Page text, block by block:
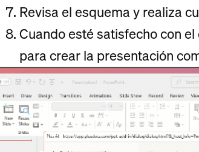
Revisa el esquema y realiza
Cuando esté satisfecho con
para crear la presentación